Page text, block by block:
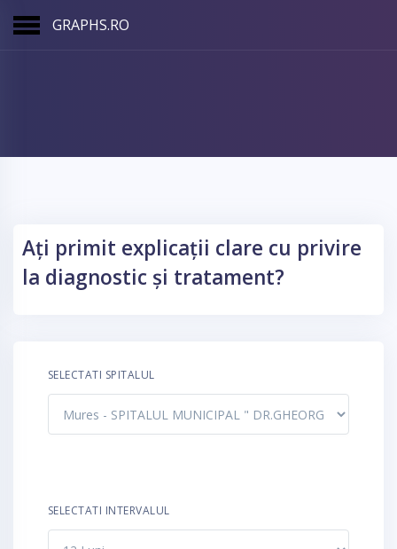
GRAPHS.RO
Ați primit explicații clare cu privire
la diagnostic și tratament?
SELECTATI SPITALUL
SELECTATI INTERVALUL